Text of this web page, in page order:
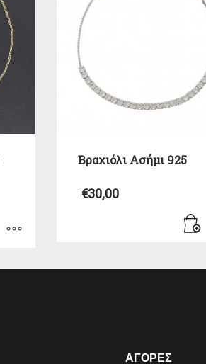
Βραχιόλι Ασήμι 925
€30,00
ΑΓΟΡΕΣ